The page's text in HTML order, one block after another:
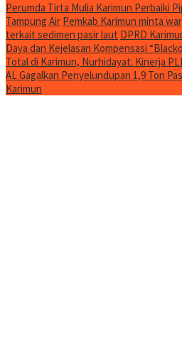
Perumda Tirta Mulia Karimun Perbaiki
Tampung Air Pemkab Karimun minta
terkait sedimen pasir laut DPRD
Daya dan Kejelasan Kompensasi
Total di Karimun, Nurhidayat: Kinerja
AL Gagalkan Penyelundupan 1,9 Ton
Karimun